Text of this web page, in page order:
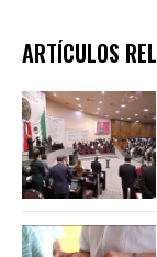
ARTÍCULOS